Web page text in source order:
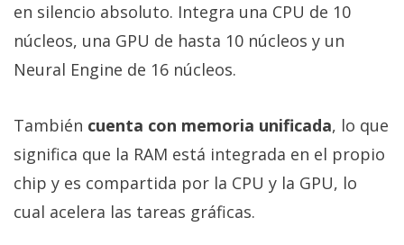
en silencio absoluto. Integra una CPU de 10
núcleos, una GPU de hasta 10 núcleos y un
Neural Engine de 16 núcleos.
También cuenta con memoria unificada, lo que
significa que la RAM está integrada en el propio
chip y es compartida por la CPU y la GPU, lo
cual acelera las tareas gráficas.